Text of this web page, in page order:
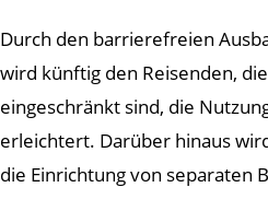
Durch den barrierefreien
wird künftig den Reisenden,
eingeschränkt sind, die
erleichtert. Darüber hinaus
die Einrichtung von separaten